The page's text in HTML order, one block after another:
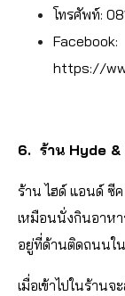
โทรศัพท์:
Facebook:
https://
6. ร้าน Hyde
ร้าน ไฮด์ แอนด์ ซี
เหมือนนั่งกินอาหา
อยู่ที่ด้านติดถนนใ
เมื่อเข้าไปในร้าน